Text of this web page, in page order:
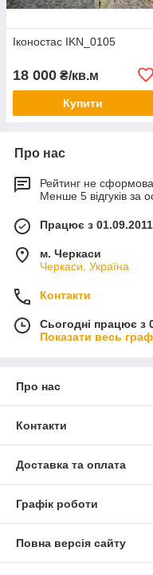
Іконостас IKN_0105
18 000 ₴/кв.м
Купити
Про нас
Рейтинг не
Менше 5 відгуків за
Працює з 01.09.2011
м. Черкаси
Черкаси, Україна
Контакти
Сьогодні працює з
Показати весь
Про нас
Контакти
Доставка та оплата
Графік роботи
Повна версія сайту